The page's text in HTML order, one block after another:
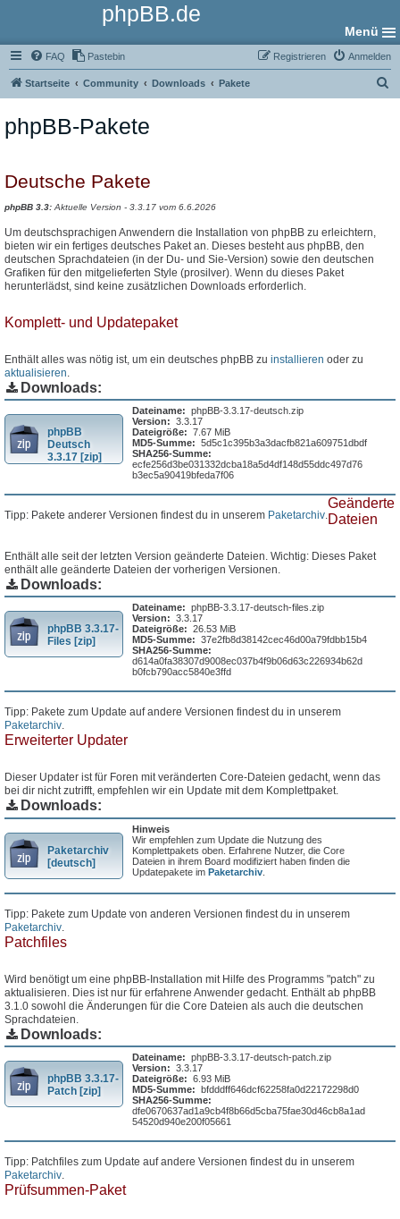
phpBB.de
Menü
FAQ Pastebin Anmelden
Registrieren
Startseite Community Downloads Pakete
phpBB-Pakete
Deutsche Pakete
phpBB 3.3: Aktuelle Version - 3.3.17 vom 6.6.2026
Um deutschsprachigen Anwendern die Installation von phpBB zu erleichtern,
bieten wir ein fertiges deutsches Paket an. Dieses besteht aus phpBB, den
deutschen Sprachdateien (in der Du- und Sie-Version) sowie den deutschen
Grafiken für den mitgelieferten Style (prosilver). Wenn du dieses Paket
herunterlädst, sind keine zusätzlichen Downloads erforderlich.
Komplett- und Updatepaket
Enthält alles was nötig ist, um ein deutsches phpBB zu installieren oder zu
aktualisieren.
Downloads:
phpBB
Deutsch
3.3.17 [zip]
Dateiname: phpBB-3.3.17-deutsch.zip
Version: 3.3.17
Dateigröße: 7.67 MiB
MD5-Summe: 5d5c1c395b3a3dacfb821a609751dbdf
SHA256-Summe:
ecfe256d3be031332dcba18a5d4df148d55ddc497d76
b3ec5a90419bfeda7f06
Tipp: Pakete anderer Versionen findest du in unserem Paketarchiv.
Geänderte
Dateien
Enthält alle seit der letzten Version geänderte Dateien. Wichtig: Dieses Paket
enthält alle geänderte Dateien der vorherigen Versionen.
Downloads:
phpBB 3.3.17-
Files [zip]
Dateiname: phpBB-3.3.17-deutsch-files.zip
Version: 3.3.17
Dateigröße: 26.53 MiB
MD5-Summe: 37e2fb8d38142cec46d00a79fdbb15b4
SHA256-Summe:
d614a0fa38307d9008ec037b4f9b06d63c226934b62d
b0fcb790acc5840e3ffd
Tipp: Pakete zum Update auf andere Versionen findest du in unserem
Paketarchiv.
Erweiterter Updater
Dieser Updater ist für Foren mit veränderten Core-Dateien gedacht, wenn das
bei dir nicht zutrifft, empfehlen wir ein Update mit dem Komplettpaket.
Downloads:
Paketarchiv
[deutsch]
Hinweis
Wir empfehlen zum Update die Nutzung des
Komplettpakets oben. Erfahrene Nutzer, die Core
Dateien in ihrem Board modifiziert haben finden die
Updatepakete imPaketarchiv
Tipp: Pakete zum Update von anderen Versionen findest du in unserem
Paketarchiv
Patchfiles
Wird benötigt um eine phpBB-Installation mit Hilfe des Programms "patch" zu
aktualisieren. Dies ist nur für erfahrene Anwender gedacht. Enthält ab phpBB
3.1.0 sowohl die Änderungen für die Core Dateien als auch die deutschen
Sprachdateien.
Downloads:
phpBB 3.3.17-
Patch [zip]
Dateiname: phpBB-3.3.17-deutsch-patch.zip
Version: 3.3.17
Dateigröße: 6.93 MiB
MD5-Summe: bfdddff646dcf62258fa0d22172298d0
SHA256-Summe:
dfe0670637ad1a9cb4f8b66d5cba75fae30d46cb8a1ad
54520d940e200f05661
Tipp: Patchfiles zum Update auf andere Versionen findest du in unserem
Paketarchiv
Prüfsummen-Paket